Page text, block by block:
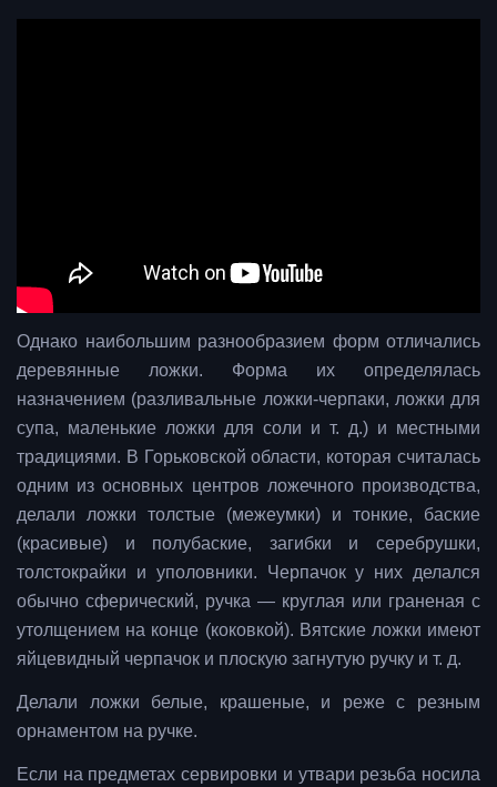
Однако наибольшим разнообразием форм отличались
деревянные ложки. Форма их определялась
назначением (разливальные ложки-черпаки, ложки для
супа, маленькие ложки для соли и т. д.) и местными
традициями. В Горьковской области, которая считалась
одним из основных центров ложечного производства,
делали ложки толстые (межеумки) и тонкие, баские
(красивые) и полубаские, загибки и серебрушки,
толстокрайки и уполовники. Черпачок у них делался
обычно сферический, ручка — круглая или граненая с
утолщением на конце (коковкой). Вятские ложки имеют
яйцевидный черпачок и плоскую загнутую ручку и т. д.
Делали ложки белые, крашеные, и реже с резным
орнаментом на ручке.
Если на предметах сервировки и утвари резьба носила